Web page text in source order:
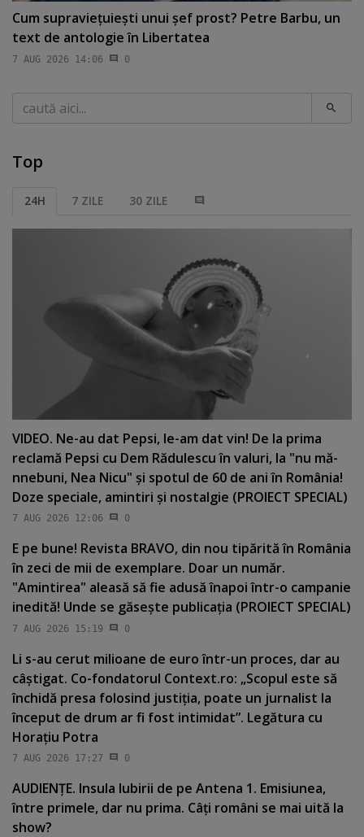
Cum supravieţuieşti unui şef prost? Petre Barbu, un
text de antologie în Libertatea
7 AUG 2026 14:06 0
Caută
Top
24H 7 ZILE 30 ZILE
VIDEO. Ne-au dat Pepsi, le-am dat vin! De la prima
reclamă Pepsi cu Dem Rădulescu în valuri, la "nu mă-
nnebuni, Nea Nicu" şi spotul de 60 de ani în România!
Doze speciale, amintiri şi nostalgie (PROIECT SPECIAL)
7 AUG 2026 12:06 0
E pe bune! Revista BRAVO, din nou tipărită în România
în zeci de mii de exemplare. Doar un număr.
"Amintirea" aleasă să fie adusă înapoi într-o campanie
inedită! Unde se găseşte publicaţia (PROIECT SPECIAL)
7 AUG 2026 15:19 0
Li s-au cerut milioane de euro într-un proces, dar au
câştigat. Co-fondatorul Context.ro: „Scopul este să
închidă presa folosind justiţia, poate un jurnalist la
început de drum ar fi fost intimidat”. Legătura cu
Horaţiu Potra
7 AUG 2026 17:27 0
AUDIENŢE. Insula Iubirii de pe Antena 1. Emisiunea,
între primele, dar nu prima. Câţi români se mai uită la
show?